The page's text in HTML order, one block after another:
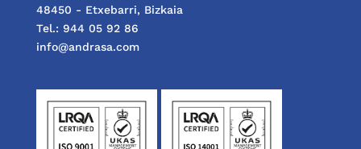
48450 - Etxebarri, Bizkaia
Tel.: 944 05 92 86
info@andrasa.com